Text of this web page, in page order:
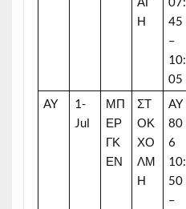
Η
45
–
10:
05
AY
1-
Jul
ΜΠ
ΕΡ
ΓΚ
ΕΝ
ΣΤ
ΟΚ
ΧΟ
ΛΜ
Η
AY
80
6
10:
50
–